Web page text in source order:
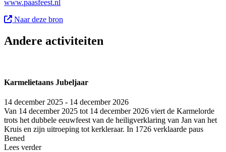
www.paasfeest.nl
Naar deze bron
Andere activiteiten
Karmelietaans Jubeljaar
14 december 2025 - 14 december 2026
Van 14 december 2025 tot 14 december 2026 viert de Karmelorde
trots het dubbele eeuwfeest van de heiligverklaring van Jan van het
Kruis en zijn uitroeping tot kerkleraar. In 1726 verklaarde paus
Bened
Lees verder